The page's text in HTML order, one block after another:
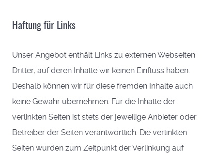
Haftung für Links
Unser Angebot enthält Links zu externen Webseiten
Dritter, auf deren Inhalte wir keinen Einfluss haben.
Deshalb können wir für diese fremden Inhalte auch
keine Gewähr übernehmen. Für die Inhalte der
verlinkten Seiten ist stets der jeweilige Anbieter oder
Betreiber der Seiten verantwortlich. Die verlinkten
Seiten wurden zum Zeitpunkt der Verlinkung auf